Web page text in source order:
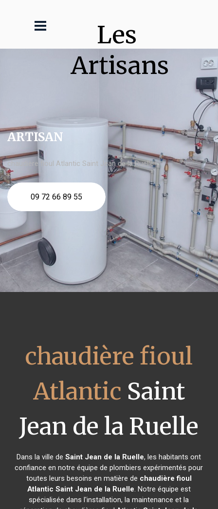
Les
Artisans
ARTISAN
chaudière fioul Atlantic Saint Jean de la Ruelle
09 72 66 89 55
chaudière fioul
Atlantic Saint
Jean de la Ruelle
Dans la ville deSaint Jean de la Ruelle, les habitants ont
confiance en notre équipe de plombiers expérimentés pour
toutes leurs besoins en matière de chaudière fioul
Atlantic Saint Jean de la Ruelle. Notre équipe est
spécialisée dans l'installation, la maintenance et la